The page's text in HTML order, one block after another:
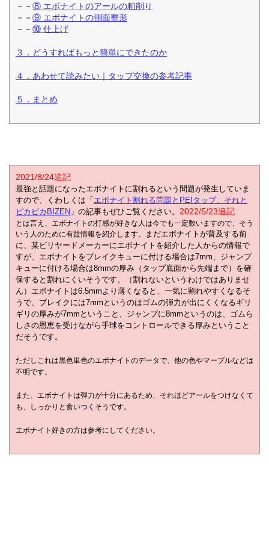
－－ ⑧ エボナイトのアールの粗削り
－－ ⑨ エボナイトの側面整形
－－ ⑩ 仕上げ
３．どうすればもっと簡単にできたのか
４．あわせて読みたい｜タップ交換の参考記事
５．まとめ
2021/8/24追記
最強と話題になったエボナイトに割れるという問題が発生していま
すので、くわしくは「エボナイト割れる問題とPEIタップ、それと
ピカピカBIZEN 」の記事もぜひご覧ください。 2022/5/23追記
とは言え、エボナイトの打感が好きな人は今でも一定数いますので、そう
いう人のために有益情報を紹介します。
まだエボナイトが普及する前
に、某ビリヤードメーカーにエボナイトを紹介した人からの情報で
すが、エボナイトをブレイクキューに付ける場合は7mm、ジャンプ
キューに付ける場合は8mmの厚み（タップ底面から先端まで）を確
保すると割れにくいそうです。（割れないというわけではありませ
ん） エボナイトは6.5mmより薄くなると、一気に割れやすくなるそ
うで、ブレイクには7mmというのはゴムの弾力が出にくくなるギリ
ギリの厚みが7mmということ、ジャンプに8mmというのは、ゴムら
しさの恩恵を受けながら手球をコントロールできる厚みということ
だそうです。
ただしこれは黒色単色のエボナイトのデータで、他の色やマーブルなどは
不明です。
また、エボナイトは弾力が十分にあるため、それほどアールをつけなくて
も、しっかりと食いつくそうです。
エボナイト好きの方は参考にしてください。